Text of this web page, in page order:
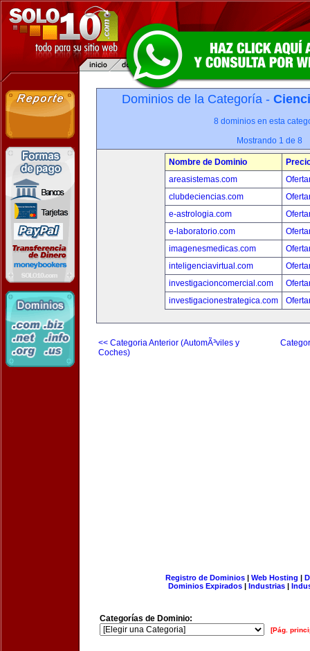
Dominios de la Categoría -
8 dominios en esta
Mostrando 1 de 8
Nombre de Dominio
areasistemas.com
clubdeciencias.com
e-astrologia.com
e-laboratorio.com
imagenesmedicas.com
inteligenciavirtual.com
investigacioncomercial.com
investigacionestrategica.com
<< Categoria Anterior (AutomÃ³viles y
Coches)
Registro de Dominios| Web Hosting |
Dominios Expirados | Industrias |
Categorías de Dominio:
[Pág.